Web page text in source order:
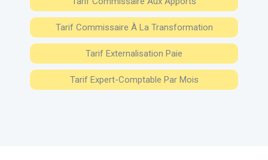
Tarif Commissaire À La Transformation
Tarif Externalisation Paie
Tarif Expert-Comptable Par Mois